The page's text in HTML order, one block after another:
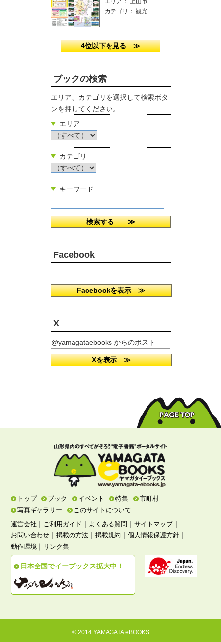
カテゴリ： 観光
4位以下を見る ≫
ブックの検索
エリア、カテゴリを選択して検索ボタ
ンを押してください。
エリア
カテゴリ
キーワード
Facebook
Facebookを表示 ≫
X
@yamagataebooks からのポスト
Xを表示 ≫
トップ ブック イベント 特集
市町村
写真ギャラリー
このサイトについて
運営会社 ｜ ご利用ガイド ｜ よくある質問 ｜サイトマップ｜
お問い合わせ ｜掲載の方法 ｜掲載規約 ｜個人情報保護方針 ｜
動作環境 ｜ リンク集
日本全国でイーブックス拡大中！
© 2014 YAMAGATA eBOOKS